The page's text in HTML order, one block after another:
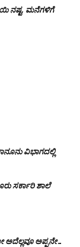
ನಷ್ಟ, ಮನೆಗಳಿಗೆ
ವಿಭಾಗದಲ್ಲಿ
ಸರ್ಕಾರಿ ಶಾಲೆ
ಅದೆಲ್ಲವೂ ಅಪ್ಪನೇ…